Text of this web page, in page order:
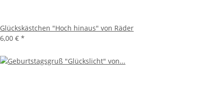
Glückskästchen "Hoch hinaus" von Räder
6,00 € *